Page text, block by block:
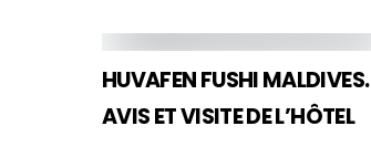
HUVAFEN FUSHI MALDIVES.
AVIS ET VISITE DE L’HÔTEL